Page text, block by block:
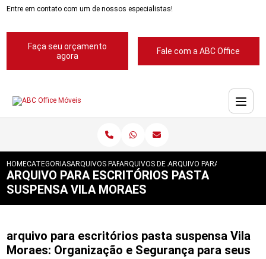
Entre em contato com um de nossos especialistas!
Faça seu orçamento
agora
Fale com a ABC Office
HOMECATEGORIASARQUIVOS PARA ESCRITORIOS
ARQUIVOS DE ACO 4 GAVETAS
ARQUIVO PARA
ARQUIVO PARA ESCRITÓRIOS PASTA
SUSPENSA VILA MORAES
arquivo para escritórios pasta suspensa Vila
Moraes: Organização e Segurança para seus